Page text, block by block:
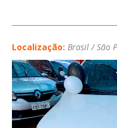
Localização: Brasil / São